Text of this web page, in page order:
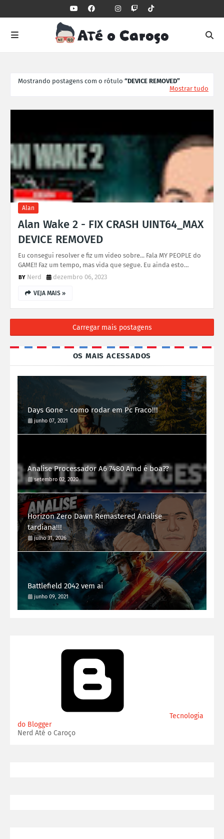
Mostrando postagens com o rótulo
DEVICE REMOVED
Mostrar tudo
Alan
Alan Wake 2 - FIX CRASH UINT64_MAX
DEVICE REMOVED
Eu consegui resolver e fiz um video sobre... Fala MY PEOPLE do
GAME!! Faz um tempo, mas vida que segue. Eu ainda esto…
Nerd
dezembro 06, 2023
VEJA MAIS »
Carregar mais postagens
OS MAIS ACESSADOS
Days Gone - como rodar em Pc Fraco!!!
junho 07, 2021
Analise Processador A6 7480 Amd é boa??
setembro 02, 2020
Horizon Zero Dawn Remastered Analise
tardiana!!!
julho 31, 2026
Battlefield 2042 vem ai
junho 09, 2021
Tecnologia
do Blogger
Nerd Até o Caroço